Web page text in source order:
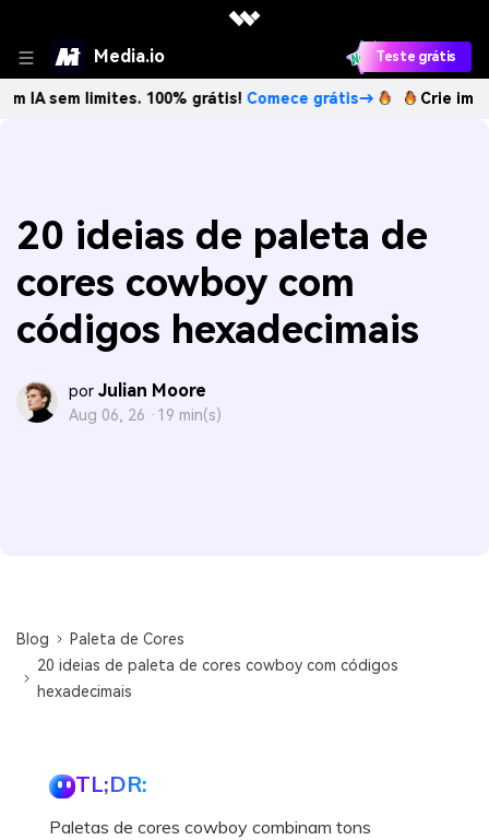
Media.io Teste grátis
limites. 100% grátis!Comece grátis→ Crie imagens com
20 ideias de paleta de
cores cowboy com
códigos hexadecimais
por Julian Moore
Aug 06, 26 · 19 min(s)
Blog
Paleta de Cores
20 ideias de paleta de cores cowboy com códigos
hexadecimais
TL;DR:
Paletas de cores cowboy combinam tons